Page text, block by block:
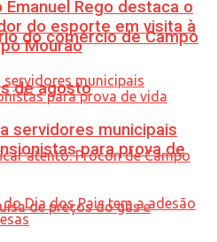
do comércio de Campo
de agosto
Rego destaca o
do esporte em visita à
Mourão
servidores municipais
para prova de